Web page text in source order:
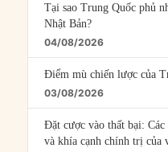
Tại sao Trung Quốc phủ
Nhật Bản?
04/08/2026
Điểm mù chiến lược của
03/08/2026
Đặt cược vào thất bại:
và khía cạnh chính trị của